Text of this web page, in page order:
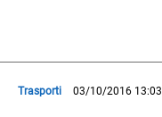
Trasporti 03/10/2016 13:03